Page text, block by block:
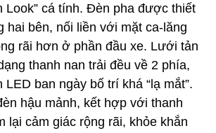
Look” cá tính. Đèn pha được thiết
hai bên, nối liền với mặt ca-lăng
rãi hơn ở phần đầu xe. Lưới tản
thanh nan trải đều về 2 phía,
ban ngày bố trí khá “lạ mắt”.
hậu mảnh, kết hợp với thanh
lại cảm giác rộng rãi, khỏe khắn